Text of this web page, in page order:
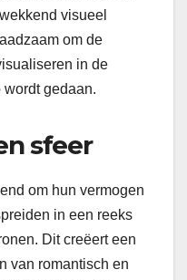
visueel
om de
in de
wordt gedaan.
sfeer
om hun vermogen
in een reeks
Dit creëert een
van romantisch en